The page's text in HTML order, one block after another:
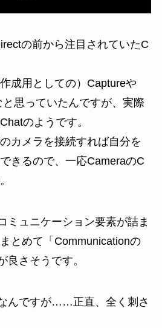
の前から注目されていたC
成用としての）Captureや
思っていたんですが、実際
のようです。
カメラを接続すれば自分を
きるので、一応CameraのC
ミュニケーション要素が詰ま
とめて「Communicationの
良さそうです。
んですが……正直、全く刺さ